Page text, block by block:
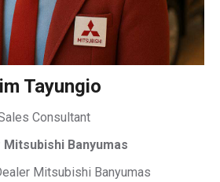
Tayungio
Consultant
Mitsubishi Banyumas
Mitsubishi Banyumas